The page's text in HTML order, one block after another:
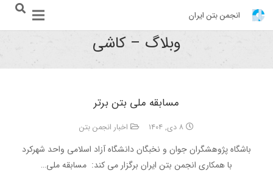
انجمن بتن ایران
وبلاگ – کاشی
مسابقه ملی بتن برتر
۸ دی, ۱۴۰۴ اخبار انجمن بتن
باشگاه پژوهشگران جوان و نخبگان دانشگاه آزاد اسلامی واحد شهرکرد
با همکاری انجمن بتن ایران برگزار می کند: مسابقه ملی…